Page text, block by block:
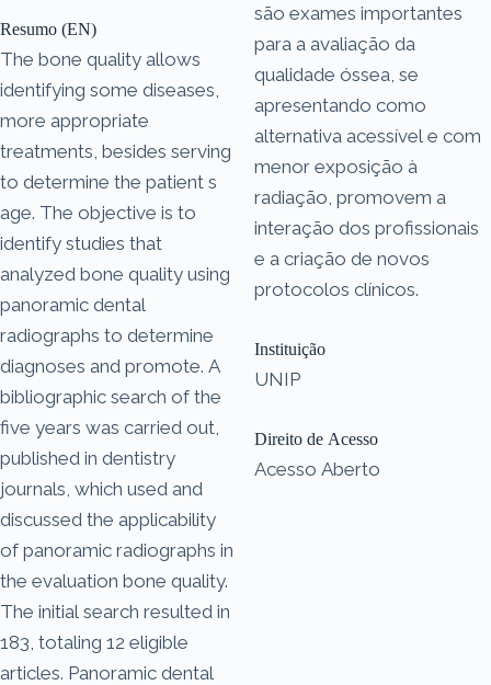
Resumo (EN)
The bone quality allows
identifying some diseases,
more appropriate
treatments, besides serving
to determine the patient s
age. The objective is to
identify studies that
analyzed bone quality using
panoramic dental
radiographs to determine
diagnoses and promote. A
bibliographic search of the
five years was carried out,
published in dentistry
journals, which used and
discussed the applicability
of panoramic radiographs in
the evaluation bone quality.
The initial search resulted in
183, totaling 12 eligible
articles. Panoramic dental
são exames importantes
para a avaliação da
qualidade óssea, se
apresentando como
alternativa acessível e com
menor exposição à
radiação, promovem a
interação dos profissionais
e a criação de novos
protocolos clínicos.
Instituição
UNIP
Direito de Acesso
Acesso Aberto